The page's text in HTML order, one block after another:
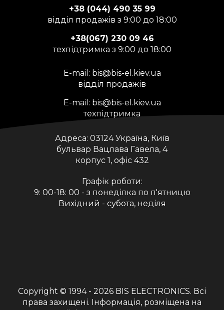
+38 (044) 490 35 99
відділ продажів з 9:00 до 18:00
+38(067) 230 09 46
техпідтримка з 9:00 до 18:00
E-mail: bis@bis-el.kiev.ua
відділ продажів
E-mail: bis@bis-el.kiev.ua
техпідтримка
Адреса: 03124 Україна, Київ
бульвар Вацлава Гавела, 4
корпус 1, офіс 432
Графік роботи:
9: 00-18: 00 - з понеділка по п'ятницю
Вихідний - субота, неділя
Copyright © 1994 - 2026 BIS ELECTRONICS. Всі
права захищені. Інформація, розміщена на